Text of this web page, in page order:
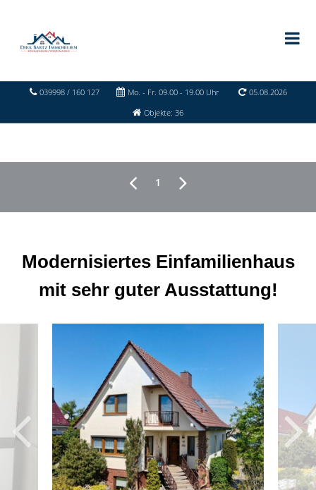
039998 / 160 127 Mo. - Fr. 09.00 - 19.00 Uhr
05.08.2026
Objekte: 36
1
Modernisiertes Einfamilienhaus
mit sehr guter Ausstattung!